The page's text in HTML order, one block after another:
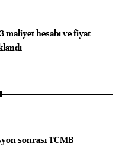
maliyet hesabı ve fiyat
sonrası TCMB